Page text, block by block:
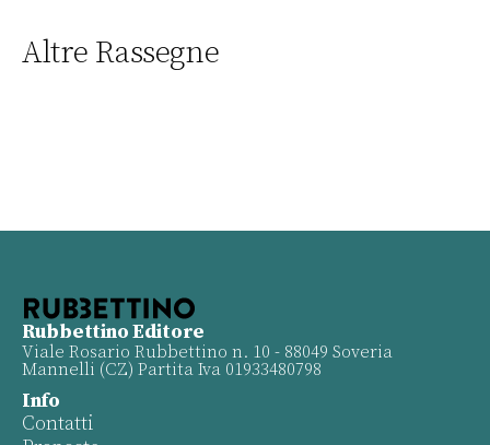
Altre Rassegne
Rubbettino Editore
Viale Rosario Rubbettino n. 10 - 88049 Soveria
Mannelli (CZ) Partita Iva 01933480798
Info
Contatti